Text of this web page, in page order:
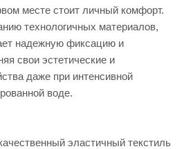
месте стоит личный комфорт.
технологичных материалов,
надежную фиксацию и
свои эстетические и
даже при интенсивной
воде.
эластичный текстиль